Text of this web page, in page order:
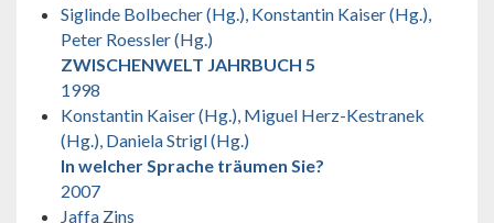
Siglinde Bolbecher (Hg.), Konstantin Kaiser (Hg.),
Peter Roessler (Hg.)
ZWISCHENWELT JAHRBUCH 5
1998
Konstantin Kaiser (Hg.), Miguel Herz-Kestranek
(Hg.), Daniela Strigl (Hg.)
In welcher Sprache träumen Sie?
2007
Jaffa Zins